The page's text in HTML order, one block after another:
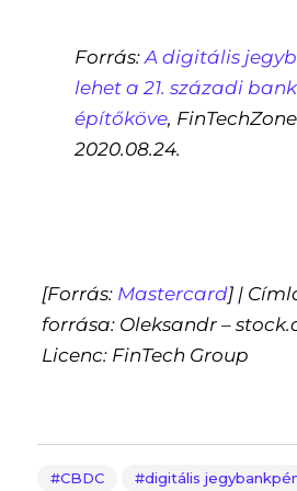
Forrás:A digitális
lehet a 21. századi
építőköve,
2020.08.24.
[Forrás: Mastercard] |
forrása: Oleksandr –
Licenc: FinTech Group
CBDC digitális